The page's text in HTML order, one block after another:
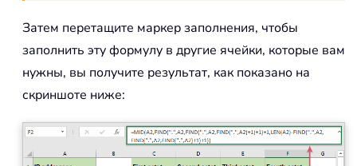
Затем перетащите маркер заполнения, чтобы
заполнить эту формулу в другие ячейки, которые вам
нужны, вы получите результат, как показано на
скриншоте ниже: